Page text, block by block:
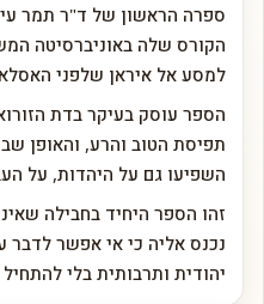
ספרה הראשון של ד"ר תמר
הקורס שלה באוניברסיטה
למסע אל איראן שלפני
הספר עוסק בעיקר בדת
תפיסת הטוב והרע, והאופן
השפיעו גם על היהדות, על
זהו הספר היחיד בחבילה
נכנס אליה כי אי אפשר לדבר
יהודית ותרבותית בלי